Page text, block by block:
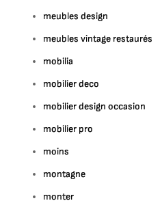
meubles design
meubles vintage restaurés
mobilia
mobilier deco
mobilier design occasion
mobilier pro
moins
montagne
monter